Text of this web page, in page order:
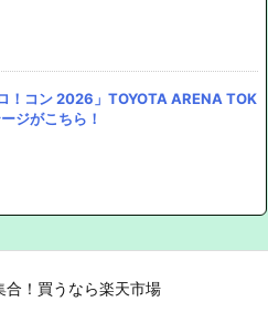
！コン 2026」TOYOTA ARENA TOK
ジがこちら！
合！買うなら楽天市場